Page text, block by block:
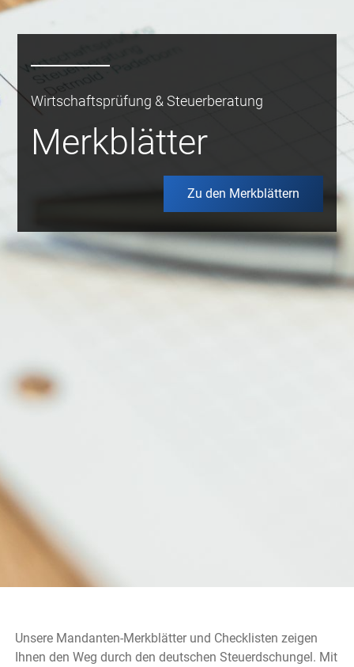
Wirtschaftsprüfung & Steuerberatung
Merkblätter
Zu den Merkblättern
Unsere Mandanten-Merkblätter und Checklisten zeigen
Ihnen den Weg durch den deutschen Steuerdschungel. Mit